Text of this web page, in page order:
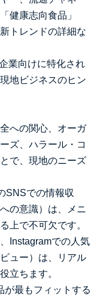
健康志向食品」
トレンドの詳細な
業向けに特化され
地ビジネスのヒン
全への関心、オーガ
ズ、ハラール・コ
で、現地のニーズ
SNSでの情報収
の意識）は、メニ
上で不可欠です。
Instagramでの人気
ュー）は、リアル
立ちます。
が最もフィットする